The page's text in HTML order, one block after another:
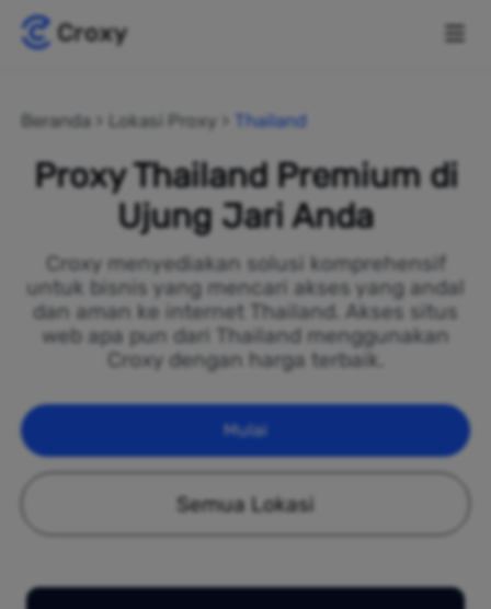
Beranda Lokasi Proxy Thailand
Proxy Thailand Premium di
Ujung Jari Anda
Croxy menyediakan solusi komprehensif
untuk bisnis yang mencari akses yang andal
dan aman ke internet Thailand. Akses situs
web apa pun dari Thailand menggunakan
Croxy dengan harga terbaik.
Mulai
Semua Lokasi